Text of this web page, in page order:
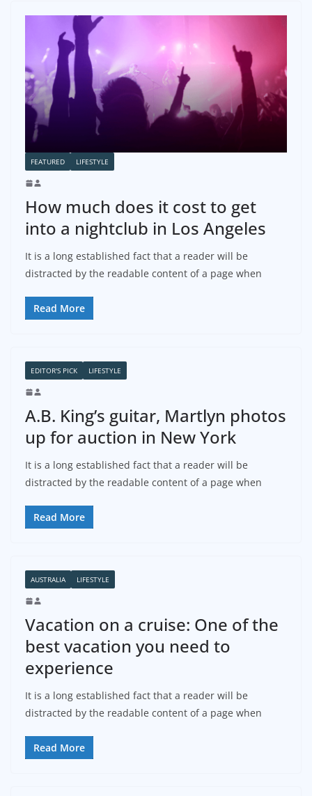
FEATURED LIFESTYLE
How much does it cost to get
into a nightclub in Los Angeles
It is a long established fact that a reader will be
distracted by the readable content of a page when
Read More
EDITOR'S PICK LIFESTYLE
A.B. King’s guitar, Martlyn photos
up for auction in New York
It is a long established fact that a reader will be
distracted by the readable content of a page when
Read More
AUSTRALIA LIFESTYLE
Vacation on a cruise: One of the
best vacation you need to
experience
It is a long established fact that a reader will be
distracted by the readable content of a page when
Read More